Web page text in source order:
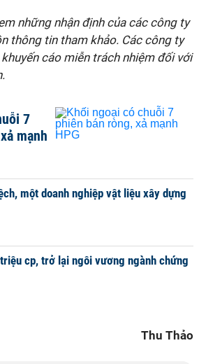
những nhận định của các công ty
thông tin tham khảo. Các công ty
cáo miễn trách nhiệm đối với
7
mạnh
một doanh nghiệp vật liệu xây dựng
cp, trở lại ngôi vương ngành chứng
Thu Thảo